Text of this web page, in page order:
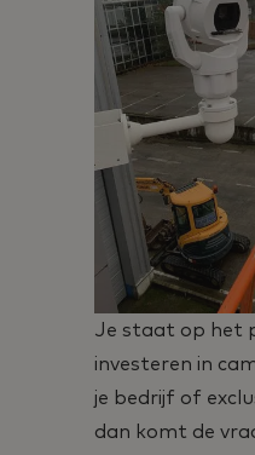
Je staat op het
investeren in
je bedrijf of
dan komt de